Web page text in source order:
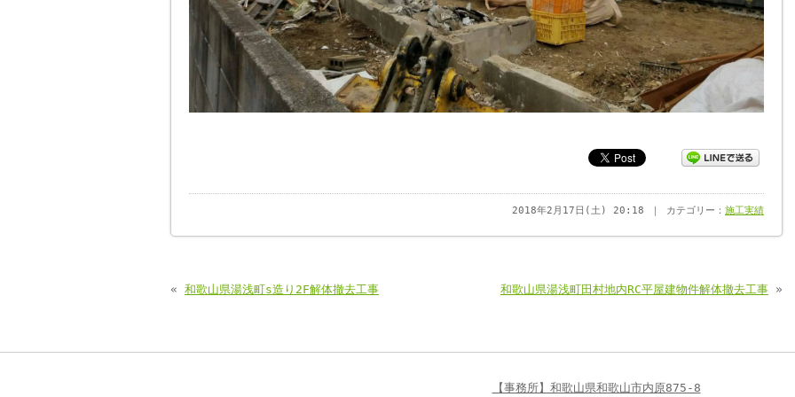
2018年2月17日(土) 20:18 ｜ カテゴリー： 施工実績
« 和歌山県湯浅町s造り2F解体撤去工事 和歌山県湯浅町田村地内RC平屋建物件解体撤去工事 »
【事務所】和歌山県和歌山市内原875-8